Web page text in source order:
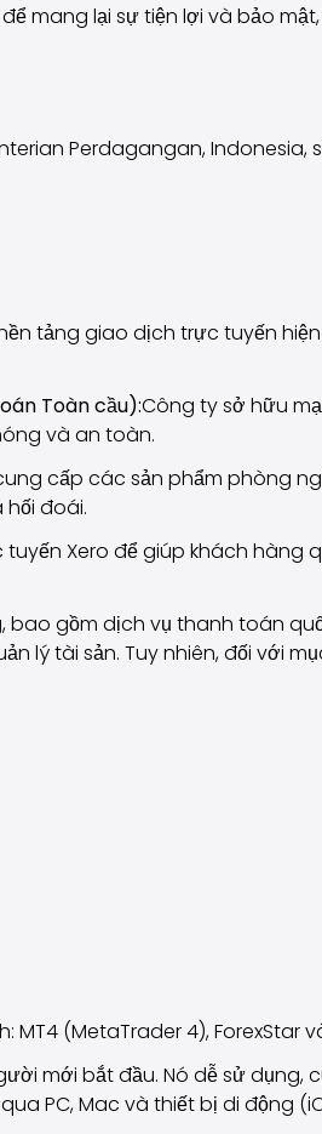
mang lại sự tiện lợi và bảo
Perdagangan, Indonesia, số
tảng giao dịch trực tuyến hiện
Toàn cầu):Công ty sở hữu
và an toàn.
cấp các sản phẩm phòng
đoái.
Xero để giúp khách hàng
gồm dịch vụ thanh toán
lý tài sản. Tuy nhiên, đối với
(MetaTrader 4), ForexStar và
mới bắt đầu. Nó dễ sử
PC, Mac và thiết bị di động